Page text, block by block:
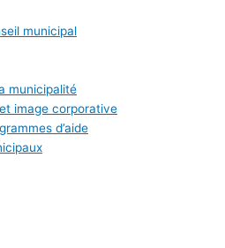
municipal
municipalité
image corporative
d’aide